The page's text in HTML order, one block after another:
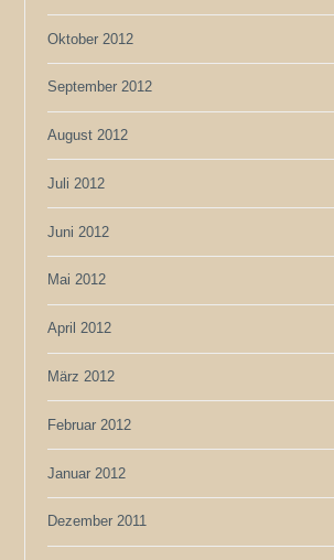
Oktober 2012
September 2012
August 2012
Juli 2012
Juni 2012
Mai 2012
April 2012
März 2012
Februar 2012
Januar 2012
Dezember 2011